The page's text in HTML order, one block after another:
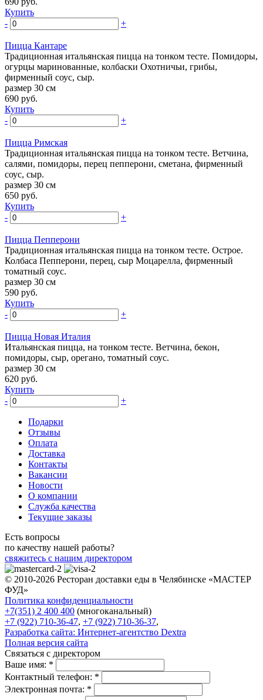
Купить
-
+
Пицца Кантаре
Традиционная итальянская пицца на тонком тесте. Помидоры,
огурцы маринованные, колбаски Охотничьи, грибы,
фирменный соус, сыр.
размер 30 см
690 руб.
Купить
-
+
Пицца Римская
Традиционная итальянская пицца на тонком тесте. Ветчина,
салями, помидоры, перец пепперони, сметана, фирменный
соус, сыр.
размер 30 см
650 руб.
Купить
-
+
Пицца Пепперони
Традиционная итальянская пицца на тонком тесте. Острое.
Колбаса Пепперони, перец, сыр Моцарелла, фирменный
томатный соус.
размер 30 см
590 руб.
Купить
-
+
Пицца Новая Италия
Итальянская пицца, на тонком тесте. Ветчина, бекон,
помидоры, сыр, орегано, томатный соус.
размер 30 см
620 руб.
Купить
-
+
Подарки
Отзывы
Оплата
Доставка
Контакты
Вакансии
Новости
О компании
Служба качества
Текущие заказы
Есть вопросы
по качеству нашей работы?
свяжитесь с нашим директором
© 2010-2026 Ресторан доставки еды в Челябинске «МАСТЕР
ФУД»
Политика конфиденциальности
+7(351) 2 400 400 (многоканальный)
+7 (922) 710-36-47, +7 (922) 710-36-37,
Разработка сайта: Интернет-агентство Dextra
Полная версия сайта
Связаться с директором
Ваше имя: *
Контактный телефон: *
Электронная почта: *